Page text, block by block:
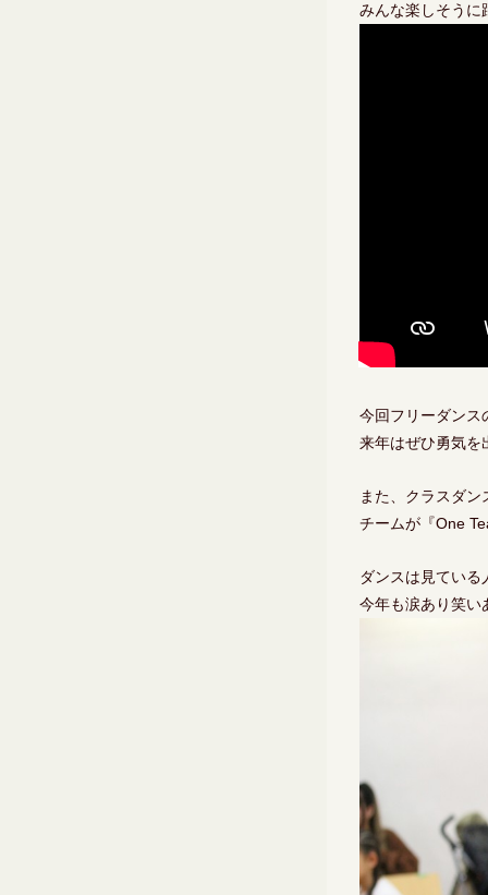
みんな楽しそうに
今回フリーダンス
来年はぜひ勇気を
また、クラスダ
チームが『One
ダンスは見てい
今年も涙あり笑い